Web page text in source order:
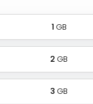
1 GB
2 GB
3 GB